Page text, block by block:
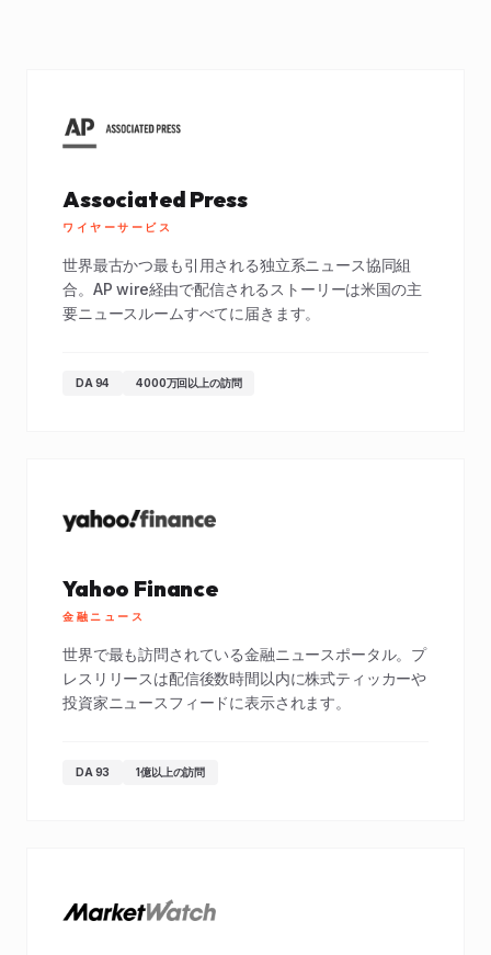
Associated Press
ワイヤーサービス
世界最古かつ最も引用される独立系ニュース協同組
合。AP wire経由で配信されるストーリーは米国の主
要ニュースルームすべてに届きます。
DA 94 4000万回以上の訪問
Yahoo Finance
金融ニュース
世界で最も訪問されている金融ニュースポータル。プ
レスリリースは配信後数時間以内に株式ティッカーや
投資家ニュースフィードに表示されます。
DA 93 1億以上の訪問